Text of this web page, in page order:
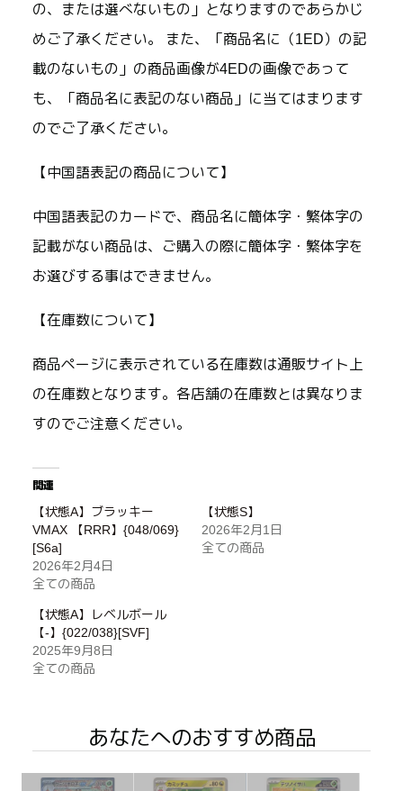
の、または選べないもの」となりますのであらかじ
めご了承ください。 また、「商品名に（1ED）の記
載のないもの」の商品画像が4EDの画像であって
も、「商品名に表記のない商品」に当てはまります
のでご了承ください。
【中国語表記の商品について】
中国語表記のカードで、商品名に簡体字・繁体字の
記載がない商品は、ご購入の際に簡体字・繁体字を
お選びする事はできません。
【在庫数について】
商品ページに表示されている在庫数は通販サイト上
の在庫数となります。各店舗の在庫数とは異なりま
すのでご注意ください。
関連
【状態A】ブラッキー
VMAX 【RRR】{048/069}
[S6a]
2026年2月4日
全ての商品
【状態S】
2026年2月1日
全ての商品
【状態A】レベルボール
【-】{022/038}[SVF]
2025年9月8日
全ての商品
あなたへのおすすめ商品